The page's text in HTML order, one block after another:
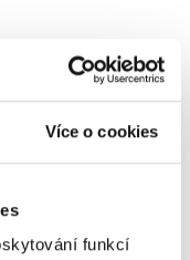
Více o cookies
funkcí